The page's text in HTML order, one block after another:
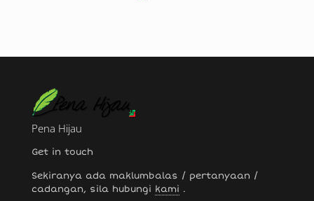
Pena Hijau
Get in touch
Sekiranya ada maklumbalas / pertanyaan /
cadangan, sila hubungi kami .